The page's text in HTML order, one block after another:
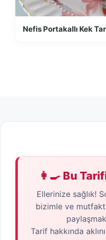
Nefis Portakallı Kek
👩‍🍳 Bu
Ellerinize sağlık!
bizimle ve
Tarif hakkında